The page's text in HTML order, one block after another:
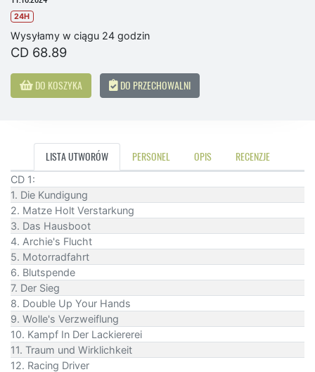
24H
Wysyłamy w ciągu 24 godzin
CD 68.89
DO KOSZYKA DO PRZECHOWALNI
LISTA UTWORÓW PERSONEL OPIS RECENZJE
CD 1:
1. Die Kundigung
2. Matze Holt Verstarkung
3. Das Hausboot
4. Archie's Flucht
5. Motorradfahrt
6. Blutspende
7. Der Sieg
8. Double Up Your Hands
9. Wolle's Verzweiflung
10. Kampf In Der Lackiererei
11. Traum und Wirklichkeit
12. Racing Driver